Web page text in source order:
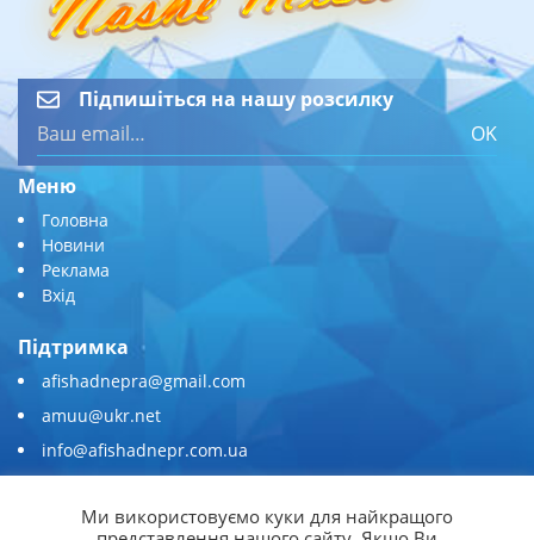
Підпишіться на нашу розсилку
OK
Меню
Головна
Новини
Реклама
Вхід
Підтримка
afishadnepra@gmail.com
amuu@ukr.net
info@afishadnepr.com.ua
Ми використовуємо куки для найкращого